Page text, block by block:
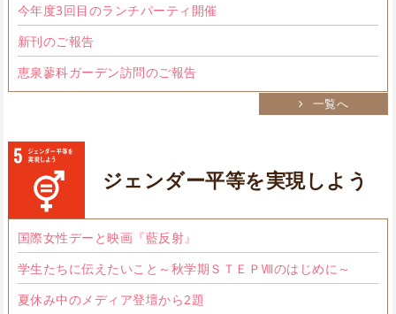
今年度3回目のランチパーティ開催
新刊のご報告
恵泉蓼科ガーデン訪問のご報告
一覧へ
ジェンダー平等を実現しよう
国際女性デーと映画『藍反射』
学生たちに伝えたいこと～秋学期ＳＴＥＰⅧのはじめに～
夏休み中のメディア登壇から2題